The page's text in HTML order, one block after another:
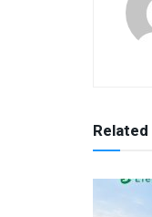
Related